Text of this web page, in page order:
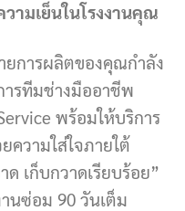
ามเย็นในโรงงานคุณ
การผลิตของคุณกำลัง
ารทีมช่างมืออาชีพ
พร้อมให้บริการ
ความใส่ใจภายใต้
เก็บกวาดเรียบร้อย”
นซ่อม 90 วันเต็ม